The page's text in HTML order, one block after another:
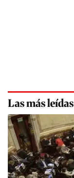
Las más leídas